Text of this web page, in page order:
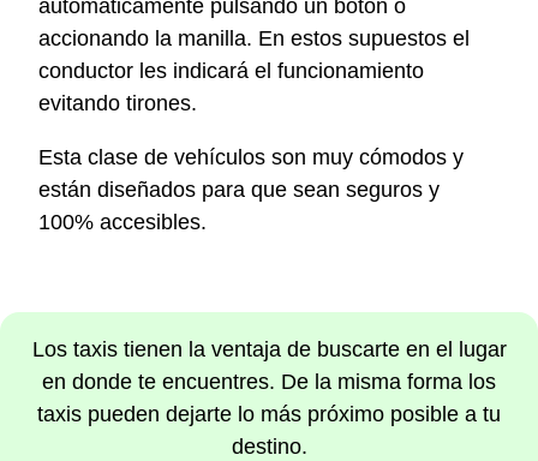
automáticamente pulsando un botón o
accionando la manilla. En estos supuestos el
conductor les indicará el funcionamiento
evitando tirones.
Esta clase de vehículos son muy cómodos y
están diseñados para que sean seguros y
100% accesibles.
Los taxis tienen la ventaja de buscarte en el lugar
en donde te encuentres. De la misma forma los
taxis pueden dejarte lo más próximo posible a tu
destino.